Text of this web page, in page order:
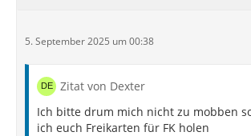
5. September 2025 um 00:38
Zitat von Dexter
Ich bitte drum mich nicht zu mobben
ich euch Freikarten für FK holen